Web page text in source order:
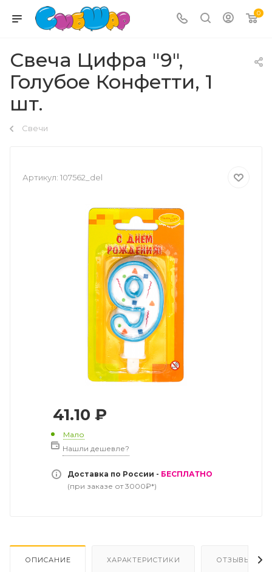
0
Свеча Цифра "9",
Голубое Конфетти, 1
шт.
Свечи
Артикул: 107562_del
41.10 ₽
Мало
Нашли дешевле?
Доставка по России - БЕСПЛАТНО
(при заказе от 3000₽*)
ОПИСАНИЕ ХАРАКТЕРИСТИКИ ОТЗЫВЫ